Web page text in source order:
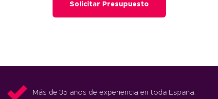
Solicitar Presupuesto
Más de 35 años de experiencia en toda España.